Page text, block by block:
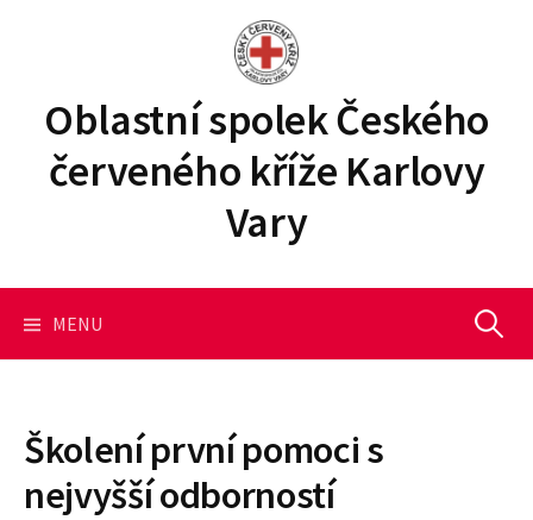
s
Oblastní spolek Českého
červeného kříže Karlovy
Vary
MENU V
Školení první pomoci s
nejvyšší odborností